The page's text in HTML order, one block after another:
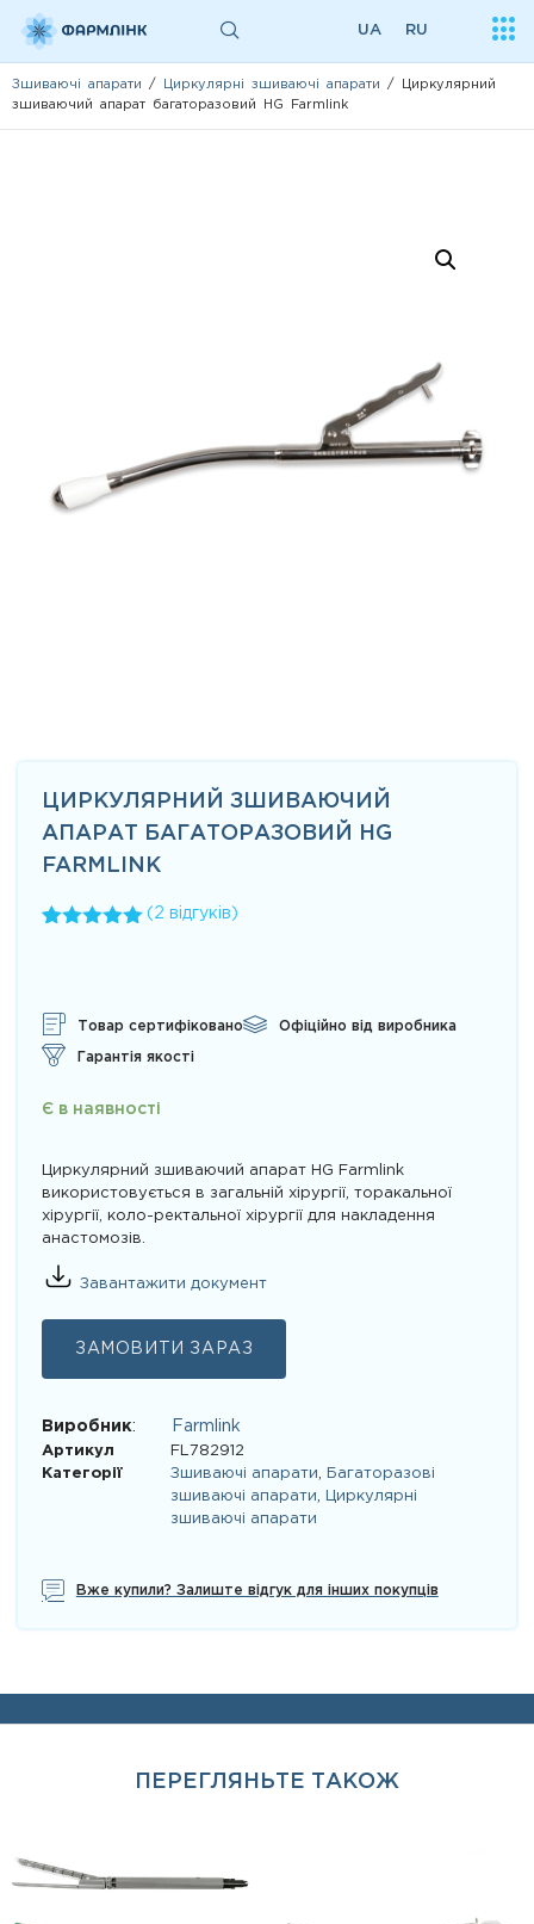
UA RU
Зшиваючі апарати / Циркулярні зшиваючі апарати / Циркулярний
зшиваючий апарат багаторазовий HG Farmlink
ЦИРКУЛЯРНИЙ ЗШИВАЮЧИЙ
АПАРАТ БАГАТОРАЗОВИЙ HG
FARMLINK
покупців
( 2 відгуків)
Товар сертифіковано Офіційно від виробника
Гарантія якості
Є в наявності
Циркулярний зшиваючий апарат HG Farmlink
використовується в загальній хірургії, торакальної
хірургії, коло-ректальної хірургії для накладення
анастомозів.
Завантажити документ
ЗАМОВИТИ ЗАРАЗ
Виробник: Farmlink
Артикул
FL782912
Категорії
Зшиваючі апарати
Багаторазові
зшиваючі апарати
Циркулярні
зшиваючі апарати
Вже купили? Залиште відгук для інших покупців
ПЕРЕГЛЯНЬТЕ ТАКОЖ